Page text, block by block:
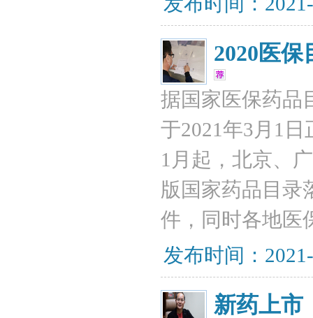
2020医
据国家医保药品
于2021年3月1
1月起，北京、
版国家药品目录
件，同时各地医
发布时间：
新药上